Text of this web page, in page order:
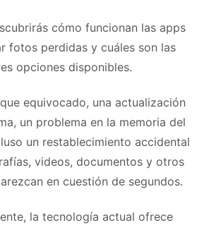
cómo funcionan las apps
fotos perdidas y cuáles son las
opciones disponibles.
equivocado, una actualización
un problema en la memoria del
un restablecimiento accidental
videos, documentos y otros
en cuestión de segundos.
la tecnología actual ofrece